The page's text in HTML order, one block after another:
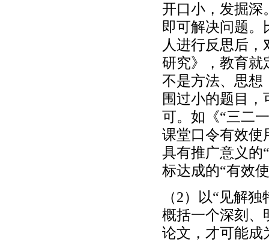
开口小，发掘深
即可解决问题。
人进行反思后
研究》，教育就
不是方法、思想
围过小的题目
可。如《“三二
课堂口令有效使
具有推广意义的
标达成的“有效
（2）以“见解
概括一个深刻、
论文，才可能成